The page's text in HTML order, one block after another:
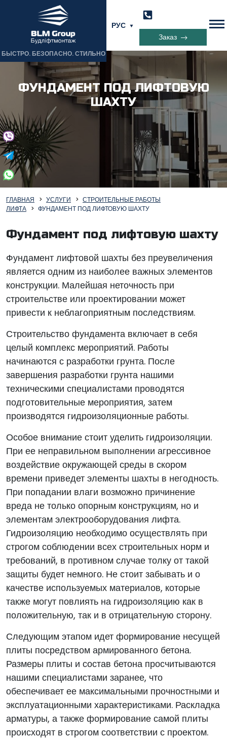
БЫСТРО. БЕЗОПАСНО. СТИЛЬНО
РУС
Заказ
ФУНДАМЕНТ ПОД ЛИФТОВУЮ
ШАХТУ
ГЛАВНАЯ УСЛУГИ
СТРОИТЕЛЬНЫЕ РАБОТЫ
ЛИФТА
ФУНДАМЕНТ ПОД ЛИФТОВУЮ ШАХТУ
Фундамент под лифтовую шахту
Фундамент лифтовой шахты без преувеличения
является одним из наиболее важных элементов
конструкции. Малейшая неточность при
строительстве или проектировании может
привести к неблагоприятным последствиям.
Строительство фундамента включает в себя
целый комплекс мероприятий. Работы
начинаются с разработки грунта. После
завершения разработки грунта нашими
техническими специалистами проводятся
подготовительные мероприятия, затем
производятся гидроизоляционные работы.
Особое внимание стоит уделить гидроизоляции.
При ее неправильном выполнении агрессивное
воздействие окружающей среды в скором
времени приведет элементы шахты в негодность.
При попадании влаги возможно причинение
вреда не только опорным конструкциям, но и
элементам электрооборудования лифта.
Гидроизоляцию необходимо осуществлять при
строгом соблюдении всех строительных норм и
требований, в противном случае толку от такой
защиты будет немного. Не стоит забывать и о
качестве используемых материалов, которые
также могут повлиять на гидроизоляцию как в
положительную, так и в отрицательную сторону.
Следующим этапом идет формирование несущей
плиты посредством армированного бетона.
Размеры плиты и состав бетона просчитываются
нашими специалистами заранее, что
обеспечивает ее максимальными прочностными и
эксплуатационными характеристиками. Раскладка
арматуры, а также формирование самой плиты
происходят в строгом соответствии с проектом.